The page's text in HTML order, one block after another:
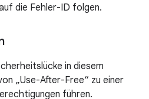
die Fehler-ID folgen.
in diesem
„Use-After-Free“ zu einer
führen.